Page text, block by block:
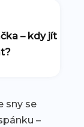
– kdy jít
sny se
–